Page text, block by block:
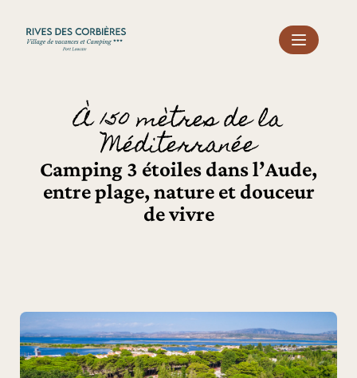
À 150 mètres de la
Méditerranée
Camping 3 étoiles dans l’Aude,
entre plage, nature et douceur
de vivre